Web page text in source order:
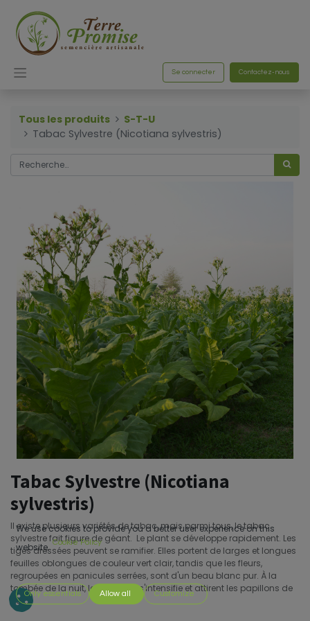
Se connecter Contactez-nous
Tous les produits
S-T-U
Tabac Sylvestre (Nicotiana sylvestris)
Tabac Sylvestre (Nicotiana
sylvestris)
Il existe plusieurs variétés de tabac, mais parmi tous, le tabac
sylvestre fait figure de géant. Le plant se développe rapidement. Les
tiges dressées peuvent se ramifier. Elles portent de larges et longues
feuilles oblongues de couleur vert clair, tandis que les fleurs,
regroupées en panicules serrées, sont d'un beau blanc pur. À la
tombée de la nuit, leur parfum s'intensifie et attirent les papillons de
nuit.
We use cookies to provide you a better user experience on this
website. Cookie Policy
Only essentials Allow all Customize